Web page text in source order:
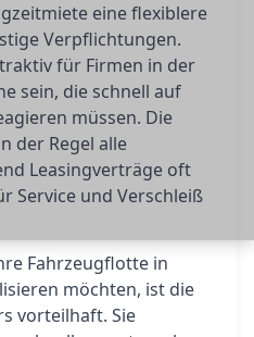
eine flexiblere
Verpflichtungen.
für Firmen in der
sein, die schnell auf
müssen. Die
der Regel alle
Leasingverträge oft
Service und Verschleiß
Fahrzeugflotte in
möchten, ist die
vorteilhaft. Sie